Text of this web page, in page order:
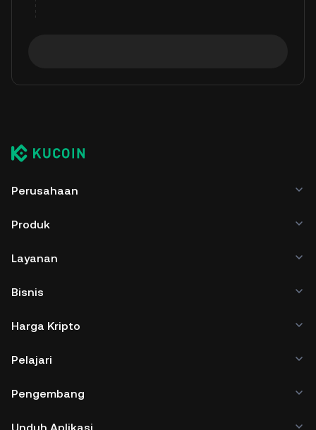
Perusahaan
Produk
Layanan
Bisnis
Harga Kripto
Pelajari
Pengembang